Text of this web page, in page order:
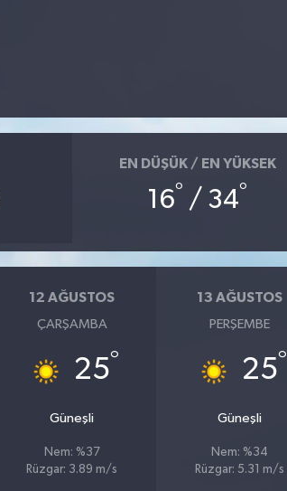
EN DÜŞÜK / EN YÜKSEK
16° / 34°
12 AĞUSTOS
ÇARŞAMBA
25°
Güneşli
Nem: %37
Rüzgar: 3.89 m/s
13 AĞUSTOS
PERŞEMBE
25°
Güneşli
Nem: %34
Rüzgar: 5.31 m/s